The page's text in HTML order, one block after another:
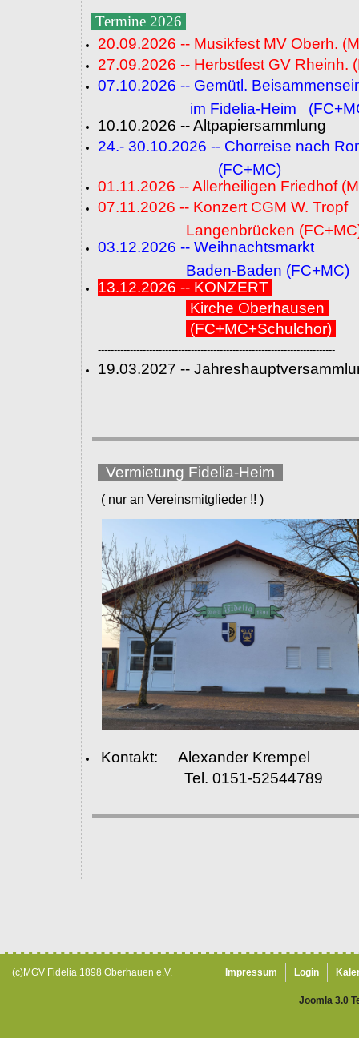
Termine 2026
20.09.2026 -- Musikfest MV Oberh.
27.09.2026 -- Herbstfest GV Rheinh.
07.10.2026 -- Gemütl.
im Fidelia-Heim
10.10.2026 -- Altpapiersammlung
24.- 30.10.2026 -- Chorreise nach
(FC+MC)
01.11.2026 -- Allerheiligen Friedhof
07.11.2026 -- Konzert CGM W. Tropf
Langenbrücken
03.12.2026 -- Weihnachtsmarkt
Baden-Baden (FC+MC)
13.12.2026 -- KONZERT
Kirche Oberhausen
(FC+MC+Schulchor)
--------------------------------------------------------------------------
19.03.2027 --
Vermietung Fidelia-Heim
( nur an Vereinsmitglieder !! )
Kontakt: Alexander Krempel
Tel. 0151-52544789
(c)MGV Fidelia 1898 Oberhauen e.V. Impressum Login
Joomla 3.0